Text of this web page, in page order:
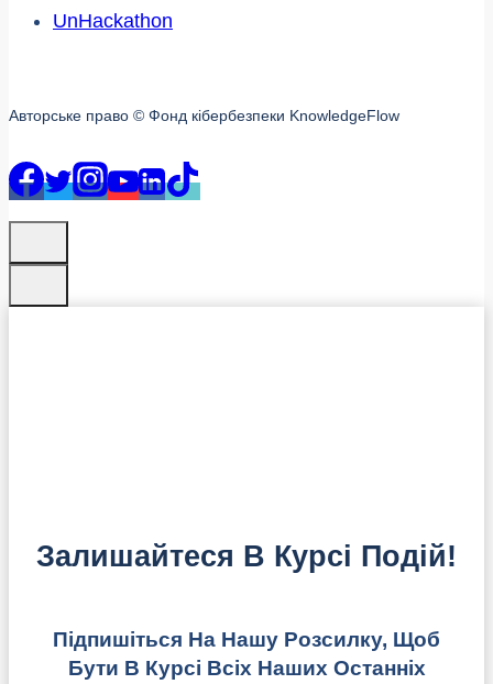
UnHackathon
Авторське право © Фонд кібербезпеки KnowledgeFlow
Залишайтеся В Курсі Подій!
Підпишіться На Нашу Розсилку, Щоб
Бути В Курсі Всіх Наших Останніх